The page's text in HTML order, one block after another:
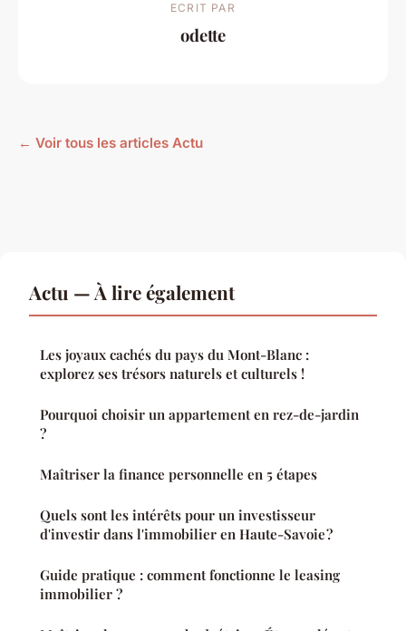
ECRIT PAR
odette
← Voir tous les articles Actu
Actu — À lire également
Les joyaux cachés du pays du Mont-Blanc :
explorez ses trésors naturels et culturels !
Pourquoi choisir un appartement en rez-de-jardin
?
Maîtriser la finance personnelle en 5 étapes
Quels sont les intérêts pour un investisseur
d'investir dans l'immobilier en Haute-Savoie ?
Guide pratique : comment fonctionne le leasing
immobilier ?